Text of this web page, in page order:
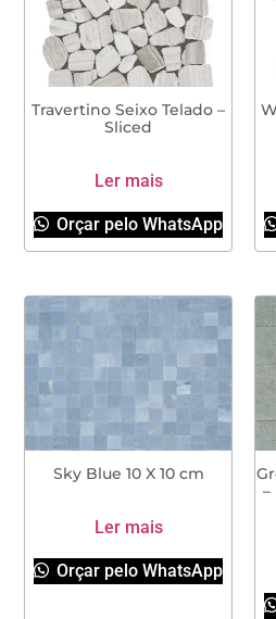
Travertino Seixo Telado –
Sliced
Ler mais
Orçar pelo WhatsApp
Sky Blue 10 X 10 cm
Ler mais
Orçar pelo WhatsApp
–